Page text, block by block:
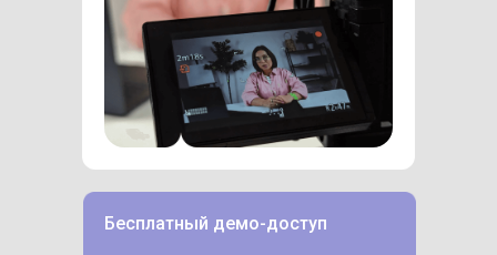
Бесплатный демо-доступ